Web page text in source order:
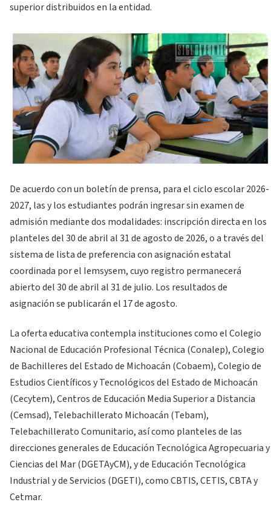
superior distribuidos en la entidad.
De acuerdo con un boletín de prensa, para el ciclo escolar 2026-
2027, las y los estudiantes podrán ingresar sin examen de
admisión mediante dos modalidades: inscripción directa en los
planteles del 30 de abril al 31 de agosto de 2026, o a través del
sistema de lista de preferencia con asignación estatal
coordinada por el Iemsysem, cuyo registro permanecerá
abierto del 30 de abril al 31 de julio. Los resultados de
asignación se publicarán el 17 de agosto.
La oferta educativa contempla instituciones como el Colegio
Nacional de Educación Profesional Técnica (Conalep), Colegio
de Bachilleres del Estado de Michoacán (Cobaem), Colegio de
Estudios Científicos y Tecnológicos del Estado de Michoacán
(Cecytem), Centros de Educación Media Superior a Distancia
(Cemsad), Telebachillerato Michoacán (Tebam),
Telebachillerato Comunitario, así como planteles de las
direcciones generales de Educación Tecnológica Agropecuaria y
Ciencias del Mar (DGETAyCM), y de Educación Tecnológica
Industrial y de Servicios (DGETI), como CBTIS, CETIS, CBTA y
Cetmar.